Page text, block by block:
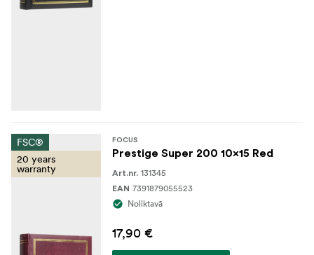
FSC®
20 years
warranty
FOCUS
Prestige Super 200 10x15 Red
Art.nr. 131345
EAN 7391879055523
Noliktavā
17,90 €